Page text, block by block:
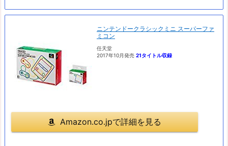
ニンテンドークラシックミニ スーパーファ
ミコン
任天堂
2017年10月発売 21タイトル収録
Amazon.co.jpで詳細を見る